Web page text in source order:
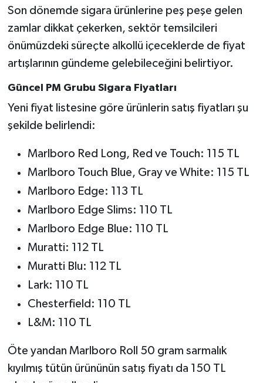
Son dönemde sigara ürünlerine peş peşe gelen
zamlar dikkat çekerken, sektör temsilcileri
önümüzdeki süreçte alkollü içeceklerde de fiyat
artışlarının gündeme gelebileceğini belirtiyor.
Güncel PM Grubu Sigara Fiyatları
Yeni fiyat listesine göre ürünlerin satış fiyatları şu
şekilde belirlendi:
Marlboro Red Long, Red ve Touch: 115 TL
Marlboro Touch Blue, Gray ve White: 115 TL
Marlboro Edge: 113 TL
Marlboro Edge Slims: 110 TL
Marlboro Edge Blue: 110 TL
Muratti: 112 TL
Muratti Blu: 112 TL
Lark: 110 TL
Chesterfield: 110 TL
L&M: 110 TL
Öte yandan Marlboro Roll 50 gram sarmalık
kıyılmış tütün ürününün satış fiyatı da 150 TL